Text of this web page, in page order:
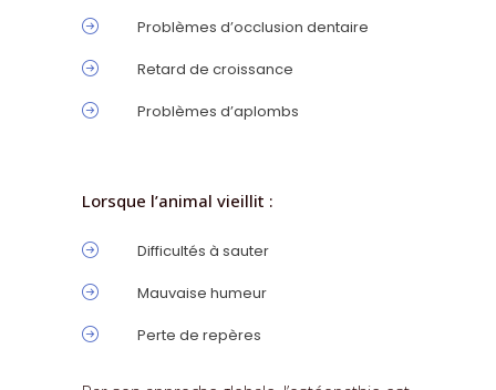
Problèmes d’occlusion dentaire
Retard de croissance
Problèmes d’aplombs
Lorsque l’animal vieillit :
Difficultés à sauter
Mauvaise humeur
Perte de repères